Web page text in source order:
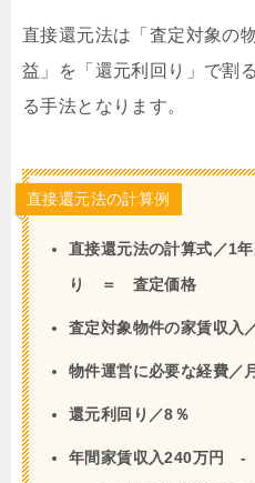
直接還元法は「査定対象の
益」を「還元利回り」で割
る手法となります。
直接還元法の計算例
直接還元法の計算式／1
り ＝ 査定価格
査定対象物件の家賃収入
物件運営に必要な経費／
還元利回り／8％
年間家賃収入240万円